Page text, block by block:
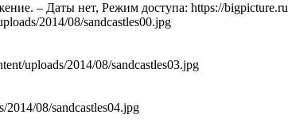
– Даты нет, Режим доступа: https://
2014/08/sandcastles00.jpg
uploads/2014/08/sandcastles03.jpg
08/sandcastles04.jpg